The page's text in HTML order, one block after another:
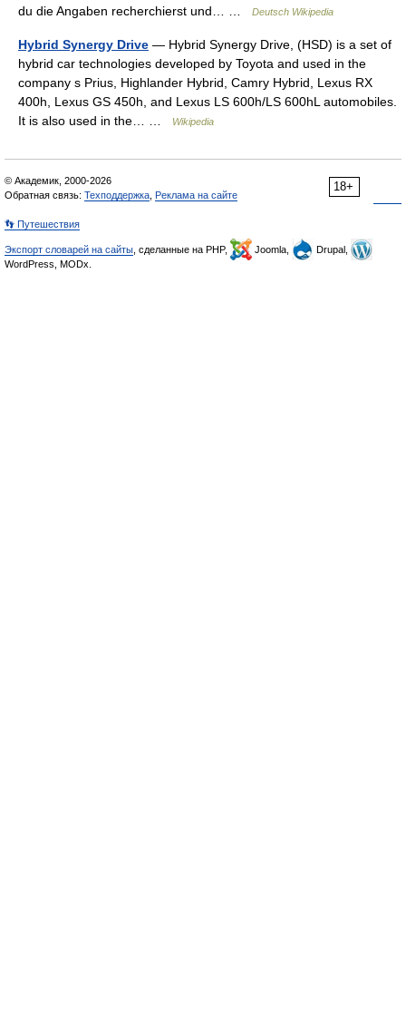
du die Angaben recherchierst und… …
Deutsch Wikipedia
Hybrid Synergy Drive — Hybrid Synergy Drive, (HSD) is a set of
hybrid car technologies developed by Toyota and used in the
company s Prius, Highlander Hybrid, Camry Hybrid, Lexus RX
400h, Lexus GS 450h, and Lexus LS 600h/LS 600hL automobiles.
It is also used in the… …
Wikipedia
18+
© Академик, 2000-2026
Обратная связь: Техподдержка Реклама на сайте
👣 Путешествия
Экспорт словарей на сайты , сделанные на PHP, Joomla,
Drupal,
WordPress, MODx.